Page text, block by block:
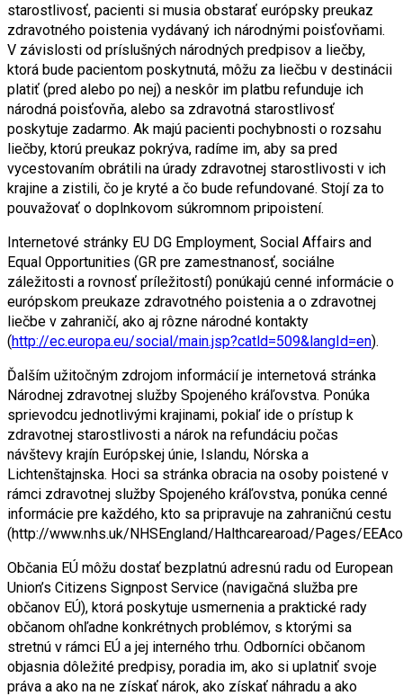
starostlivosť, pacienti si musia obstarať európsky preukaz
zdravotného poistenia vydávaný ich národnými poisťovňami.
V závislosti od príslušných národných predpisov a liečby,
ktorá bude pacientom poskytnutá, môžu za liečbu v destinácii
platiť (pred alebo po nej) a neskôr im platbu refunduje ich
národná poisťovňa, alebo sa zdravotná starostlivosť
poskytuje zadarmo. Ak majú pacienti pochybnosti o rozsahu
liečby, ktorú preukaz pokrýva, radíme im, aby sa pred
vycestovaním obrátili na úrady zdravotnej starostlivosti v ich
krajine a zistili, čo je kryté a čo bude refundované. Stojí za to
pouvažovať o doplnkovom súkromnom pripoistení.
Internetové stránky EU DG Employment, Social Affairs and
Equal Opportunities (GR pre zamestnanosť, sociálne
záležitosti a rovnosť príležitostí) ponúkajú cenné informácie o
európskom preukaze zdravotného poistenia a o zdravotnej
liečbe v zahraničí, ako aj rôzne národné kontakty
(http://ec.europa.eu/social/main.jsp?catld=509&langId=en).
Ďalším užitočným zdrojom informácií je internetová stránka
Národnej zdravotnej služby Spojeného kráľovstva. Ponúka
sprievodcu jednotlivými krajinami, pokiaľ ide o prístup k
zdravotnej starostlivosti a nárok na refundáciu počas
návštevy krajín Európskej únie, Islandu, Nórska a
Lichtenštajnska. Hoci sa stránka obracia na osoby poistené v
rámci zdravotnej služby Spojeného kráľovstva, ponúka cenné
informácie pre každého, kto sa pripravuje na zahraničnú cestu
(http://www.nhs.uk/NHSEngland/Halthcarearoad/Pages/
Občania EÚ môžu dostať bezplatnú adresnú radu od European
Union’s Citizens Signpost Service (navigačná služba pre
občanov EÚ), ktorá poskytuje usmernenia a praktické rady
občanom ohľadne konkrétnych problémov, s ktorými sa
stretnú v rámci EÚ a jej interného trhu. Odborníci občanom
objasnia dôležité predpisy, poradia im, ako si uplatniť svoje
práva a ako na ne získať nárok, ako získať náhradu a ako